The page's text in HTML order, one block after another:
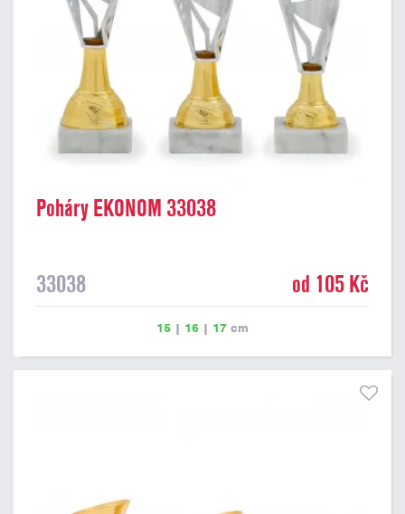
Poháry EKONOM 33038
33038 od 105 Kč
15 | 16 | 17 cm